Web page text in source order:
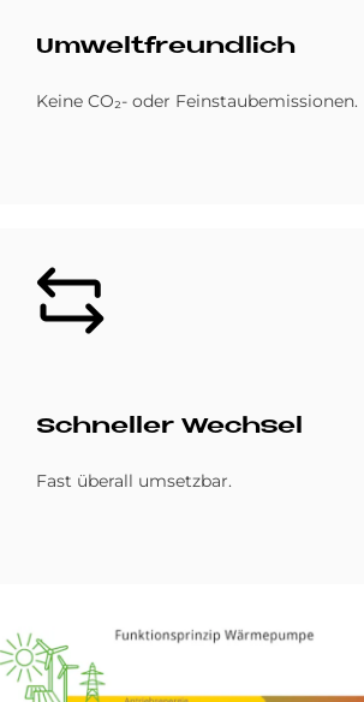
Um­welt­freund­lich
Keine CO₂- oder Feinstaubemissionen.
Bild
Schnel­ler Wech­sel
Fast überall umsetzbar.